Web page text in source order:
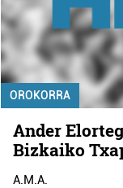
OROKORRA
Ander
Bizkaiko
A.M.A.